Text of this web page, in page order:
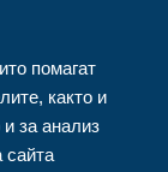
помагат
както и
за анализ
сайта